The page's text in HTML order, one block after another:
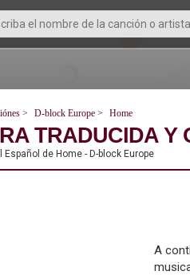
D-block Europe Home
TRADUCIDA Y
de Home - D-block Europe
A